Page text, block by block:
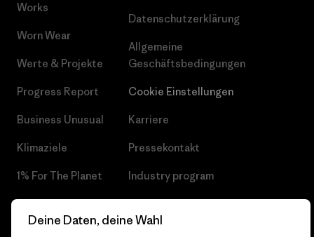
Works
Worn Wear
Werte & Projekte
Progress Report
Business Unusual
Klimaziele
1% For The Planet
Wie wir finanzieren
Datenschutzerklärung
Allgemeine
Geschäftsbedingungen
Cookie Einstellungen
Karriere
Pressekontakt
Industry program
Affiliate-Programm
Deine Daten, deine Wahl